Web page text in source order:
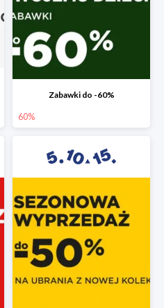
Zabawki do -60%
60%